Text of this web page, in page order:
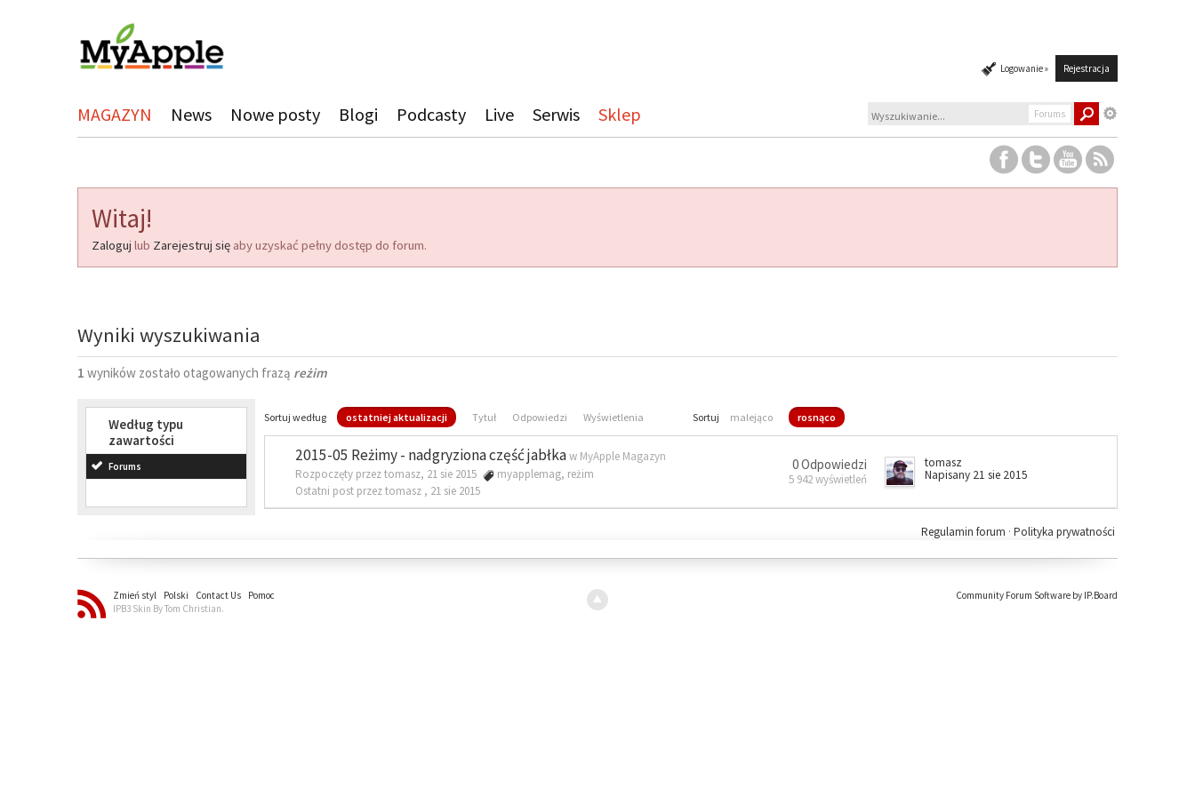
Logowanie » Rejestracja
MAGAZYN News Nowe posty Blogi Podcasty Live Serwis Sklep Forums
Witaj!
Zaloguj lub Zarejestruj się aby uzyskać pełny dostęp do forum.
Wyniki wyszukiwania
1 wyników zostało otagowanych frazą reżim
Według typu
zawartości
Forums
Sortuj według ostatniej aktualizacji Tytuł Odpowiedzi Wyświetlenia Sortuj malejąco rosnąco
2015-05 Reżimy - nadgryziona część jabłkaw MyApple Magazyn
Rozpoczęty przez tomasz, 21 sie 2015
myapplemag, reżim
Ostatni post przez tomasz , 21 sie 2015
0 Odpowiedzi
5 942 wyświetleń
tomasz
Napisany 21 sie 2015
Polityka prywatności
Regulamin forum ·
Zmień styl Polski Contact Us
Pomoc
IPB3 Skin By Tom Christian.
Community Forum Software by IP.Board